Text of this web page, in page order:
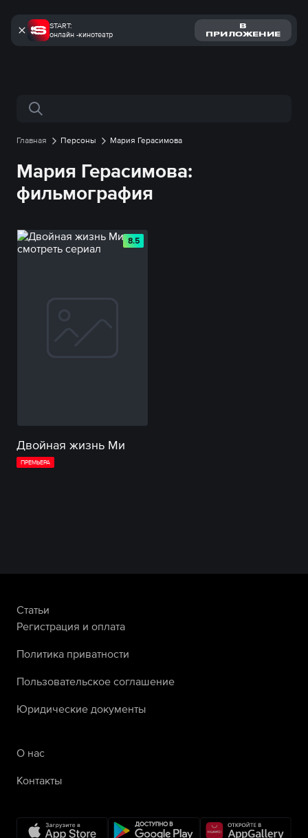
START:
онлайн -кинотеатр
В
ПРИЛОЖЕНИЕ
Поиск по сайту
Главная Персоны Мария Герасимова
Мария Герасимова:
фильмография
8.5
Двойная жизнь Ми
ПРЕМЬЕРА
Статьи
Регистрация и оплата
Политика приватности
Пользовательское соглашение
Юридические документы
О нас
Контакты